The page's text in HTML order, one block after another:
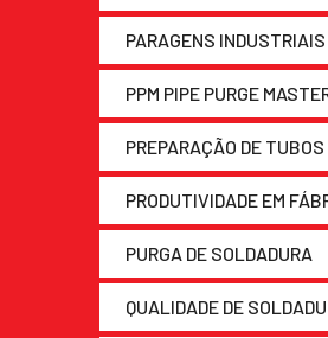
PARAGENS INDUSTRIAIS
PPM PIPE PURGE
PREPARAÇÃO DE TUBOS
PRODUTIVIDADE EM
PURGA DE SOLDADURA
QUALIDADE DE